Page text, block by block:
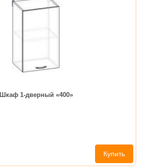
Шкаф 1-дверный «400»
Купить